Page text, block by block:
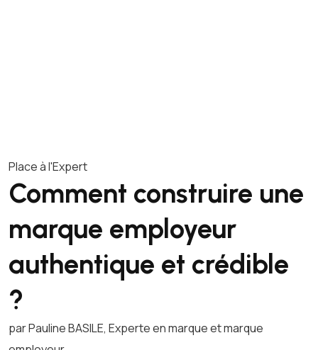
Place à l'Expert
Comment construire une
marque employeur
authentique et crédible
?
par Pauline BASILE, Experte en marque et marque